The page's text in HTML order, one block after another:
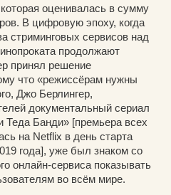
оценивалась в сумму
В цифровую эпоху, когда
стриминговых сервисов над
продолжают
принял решение
что «режиссёрам нужны
Джо Берлингер,
документальный сериал
Банди» [премьера всех
на Netflix в день старта
года], уже был знаком со
онлайн-сервиса показывать
во всём мире.